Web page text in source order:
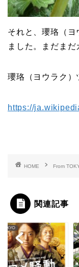
それと、瓔珞（ヨ
ました。まだまだ
瓔珞（ヨウラク）
https://
HOME From
関連記事
TOKYO